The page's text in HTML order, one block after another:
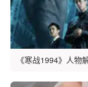
《寒战1994》人物